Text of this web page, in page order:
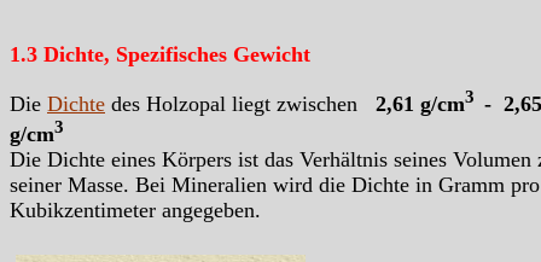
1.3 Dichte, Spezifisches Gewicht
Die Dichte des Holzopal liegt zwischen 2,61 g/cm3 - 2,65
g/cm3
Die Dichte eines Körpers ist das Verhältnis seines Volumen
seiner Masse. Bei Mineralien wird die Dichte in Gramm pro
Kubikzentimeter angegeben.